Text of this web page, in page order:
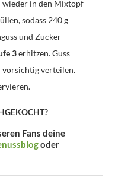
wieder in den Mixtopf
sodass 240 g
und Zucker
3erhitzen. Guss
vorsichtig verteilen.
Fans deine
oder